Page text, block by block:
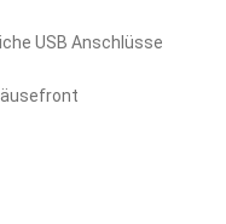
USB Anschlüsse